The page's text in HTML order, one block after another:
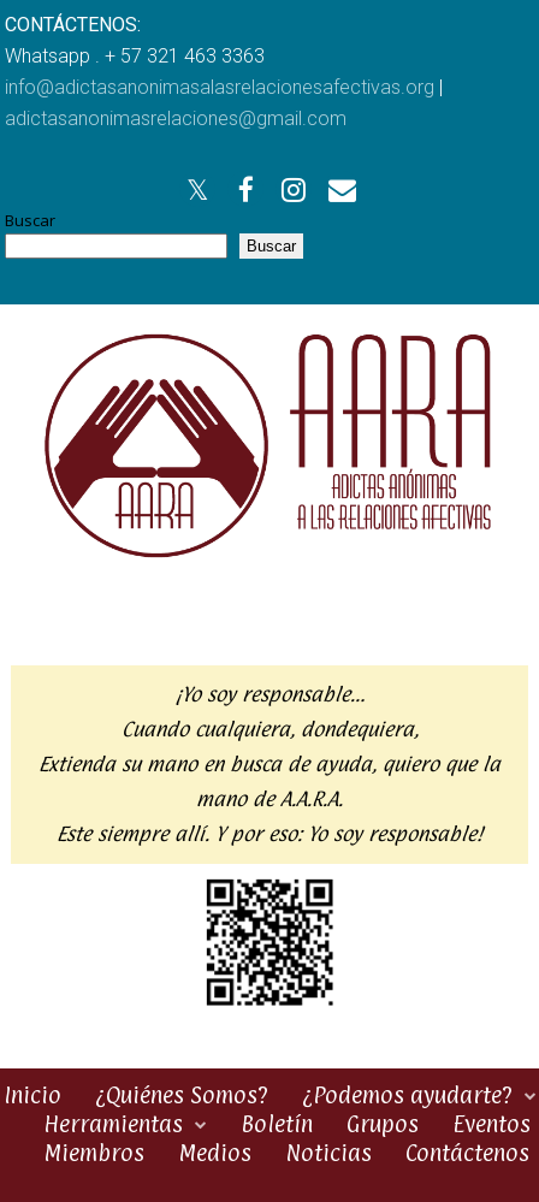
CONTÁCTENOS:
Whatsapp . + 57 321 463 3363
info@adictasanonimasalasrelacionesafectivas.org |
adictasanonimasrelaciones@gmail.com
Buscar
Buscar
¡Yo soy responsable…
Cuando cualquiera, dondequiera,
Extienda su mano en busca de ayuda, quiero que la
mano de A.A.R.A.
Este siempre allí. Y por eso: Yo soy responsable!
Inicio ¿Quiénes Somos?
¿Podemos ayudarte?
Herramientas
Boletín Grupos
Eventos
Miembros
Medios Noticias Contáctenos